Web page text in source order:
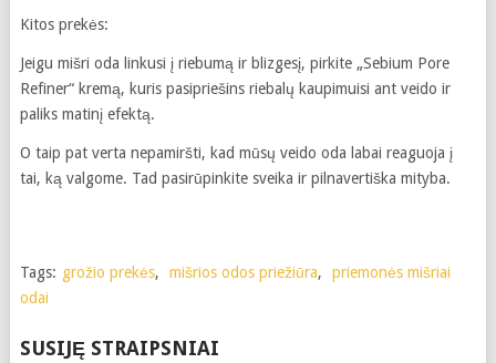
Kitos prekės:
Jeigu mišri oda linkusi į riebumą ir blizgesį, pirkite „Sebium Pore
Refiner“ kremą, kuris pasipriešins riebalų kaupimuisi ant veido ir
paliks matinį efektą.
O taip pat verta nepamiršti, kad mūsų veido oda labai reaguoja į
tai, ką valgome. Tad pasirūpinkite sveika ir pilnavertiška mityba.
Tags: grožio prekės, mišrios odos priežiūra,
priemonės mišriai
odai
SUSIJĘ STRAIPSNIAI